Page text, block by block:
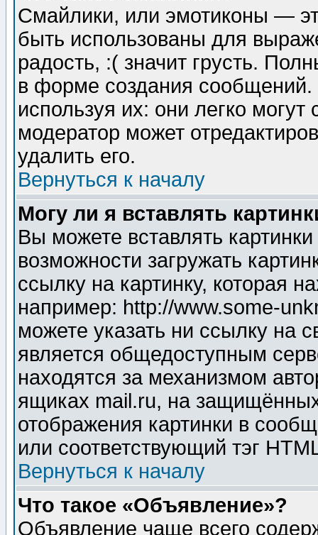
Смайлики, или эмотиконы —
быть использованы для
радость, :( значит грусть.
в форме создания сообщений.
используя их: они легко
модератор может
удалить его.
Вернуться к началу
Могу ли я вставлять
Вы можете вставлять
возможности загружать
ссылку на картинку, которая
например: http://www.some-
можете указать ни ссылку на
является общедоступным
находятся за механизмом
ящиках mail.ru, на
отображения картинки в
или соответствующий тэг
Вернуться к началу
Что такое «Объявление»?
Объявление чаще всего